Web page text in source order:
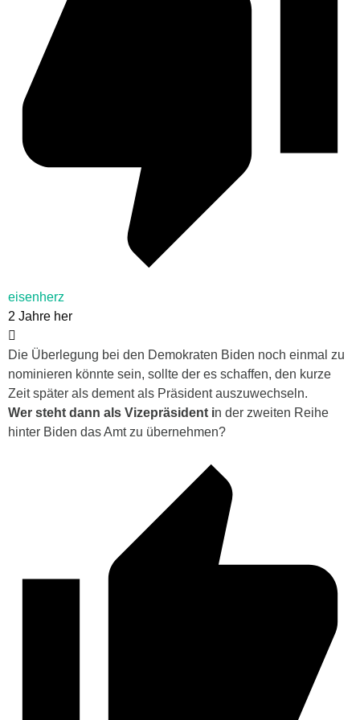
eisenherz
2 Jahre her
Die Überlegung bei den Demokraten Biden noch einmal zu
nominieren könnte sein, sollte der es schaffen, den kurze
Zeit später als dement als Präsident auszuwechseln.
Wer steht dann als Vizepräsident in der zweiten Reihe
hinter Biden das Amt zu übernehmen?